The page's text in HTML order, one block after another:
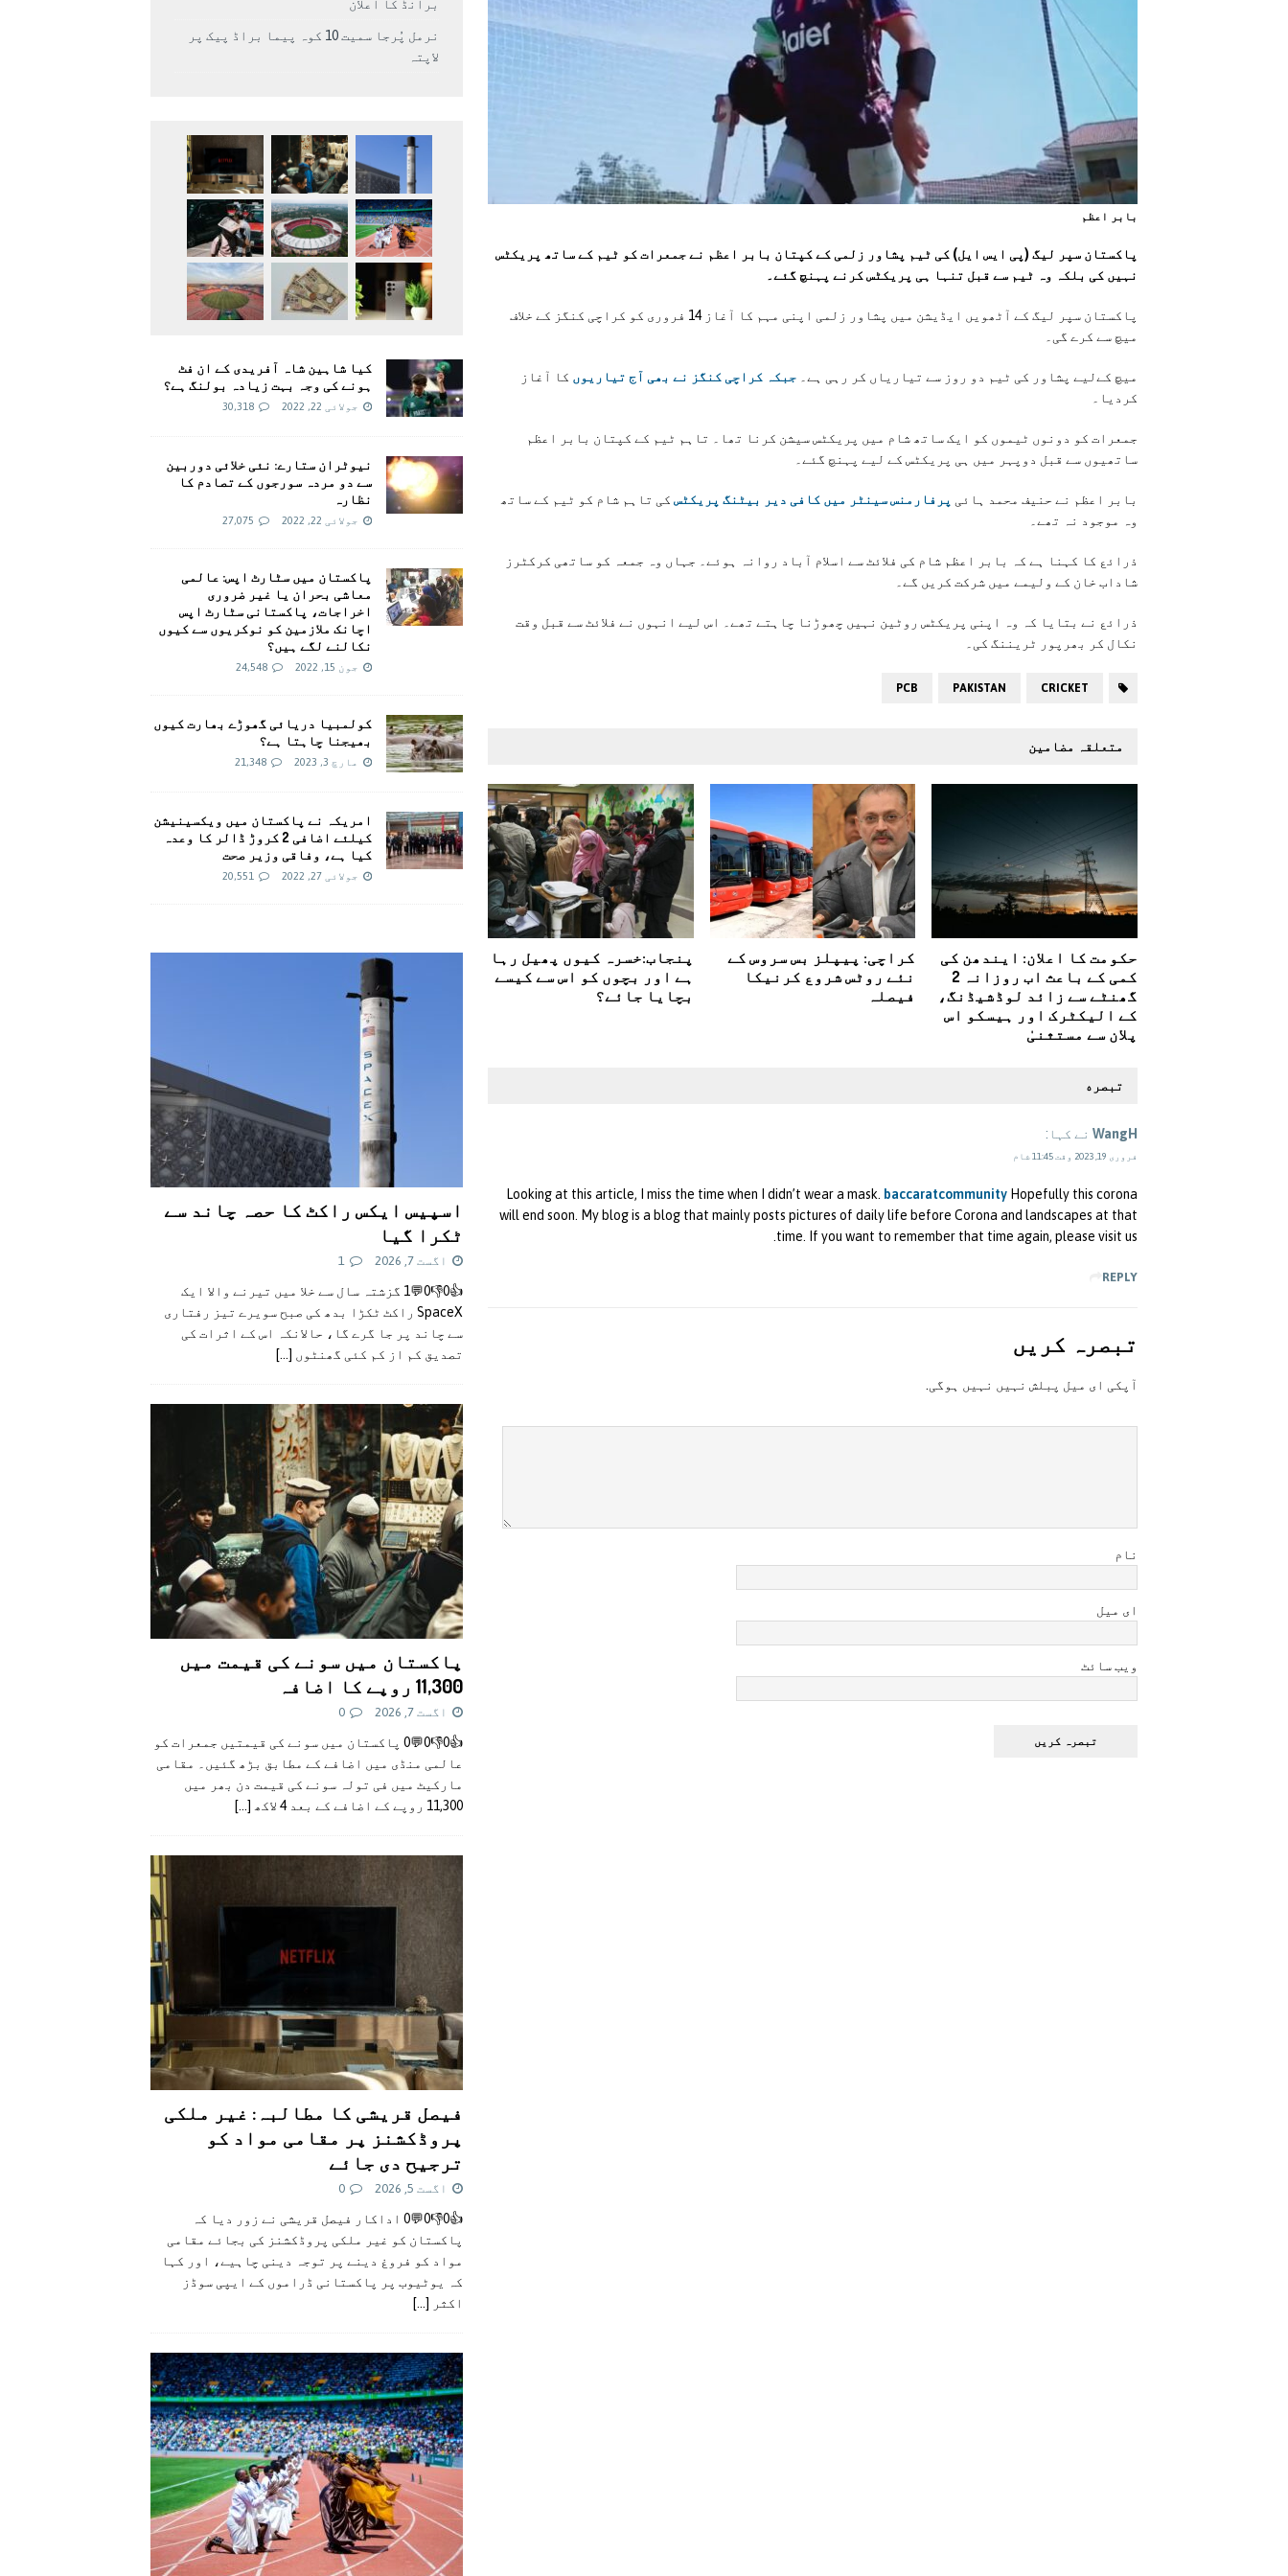
بابر اعظم
پاکستان سپر لیگ (پی ایس ایل) کی ٹیم پشاور زلمی کے کپتان بابر اعظم نے جمعرات کو ٹیم کے ساتھ پریکٹس
نہیں کی بلکہ وہ ٹیم سے قبل تنہا ہی پریکٹس کرنے پہنچ گئے۔
پاکستان سپر لیگ کے آٹھویں ایڈیشن میں پشاور زلمی اپنی مہم کا آغاز 14 فروری کو کراچی کنگز کے خلاف
میچ سے کرے گی۔
میچ کےلیے پشاور کی ٹیم دو روز سے تیاریاں کر رہی ہے۔ جبکہ کراچی کنگز نے بھی آج تیاریوں کا آغاز
کردیا۔
جمعرات کو دونوں ٹیموں کو ایک ساتھ شام میں پریکٹس سیشن کرنا تھا۔ تاہم ٹیم کے کپتان بابر اعظم
ساتھیوں سے قبل دوپہر میں ہی پریکٹس کے لیے پہنچ گئے۔
بابر اعظم نے حنیف محمد ہائی پرفارمنس سینٹر میں کافی دیر بیٹنگ پریکٹس کی تاہم شام کو ٹیم کے ساتھ
وہ موجود نہ تھے۔
ذرائع کا کہنا ہے کہ بابر اعظم شام کی فلائٹ سے اسلام آباد روانہ ہوئے۔ جہاں وہ جمعہ کو ساتھی کرکٹرز
شاداب خان کے ولیمے میں شرکت کریں گے۔
ذرائع نے بتایا کہ وہ اپنی پریکٹس روٹین نہیں چھوڑنا چاہتے تھے۔ اس لیے انہوں نے فلائٹ سے قبل وقت
نکال کر بھرپور ٹریننگ کی۔
CRICKET
PAKISTAN
PCB
متعلقہ مضامین
حکومت کا اعلان: ایندھن کی
کمی کے باعث اب روزانہ 2
گھنٹے سے زائد لوڈشیڈنگ،
کے الیکٹرک اور ہیسکو اس
پلان سے مستثنیٰ
کراچی: پیپلز بس سروس کے
نئے روٹس شروع کرنیکا
فیصلہ
پنجاب:خسرہ کیوں پھیل رہا
ہے اور بچوں کو اس سے کیسے
بچایا جائے؟
تبصره
WangH نے کہا:
فروری 19, 2023 وقت 11:45 شام
Looking at this article, I miss the time when I didn’t wear a mask. baccaratcommunity Hopefully this corona
will end soon. My blog is a blog that mainly posts pictures of daily life before Corona and landscapes at that
time. If you want to remember that time again, please visit us.
REPLY
تبصرہ کريں
آپکی ای ميل پبلش نہيں نہيں ہوگی.
نام
ای میل
ویب سائٹ
برانڈ کا اعلان
نرمل پُرجا سمیت 10 کوہ پیما براڈ پیک پر
لاپتہ
کیا شاہین شاہ آفریدی کے ان فٹ
ہونے کی وجہ بہت زیادہ بولنگ ہے؟
جولائی 22, 2022 30,318
نیوٹران ستارے: نئی خلائی دوربین
سے دو مردہ سورجوں کے تصادم کا
نظارہ
جولائی 22, 2022 27,075
پاکستان میں سٹارٹ اپس: عالمی
معاشی بحران یا غیر ضروری
اخراجات، پاکستانی سٹارٹ اپس
اچانک ملازمین کو نوکریوں سے کیوں
نکالنے لگے ہیں؟
جون 15, 2022 24,548
کولمبیا دریائی گھوڑے بھارت کیوں
بھیجنا چاہتا ہے؟
مارچ 3, 2023 21,348
امريکہ نے پاکستان میں ویکسینیشن
کیلئے اضافی 2 کروڑ ڈالر کا وعدہ
کیا ہے، وفاقی وزیر صحت
جولائی 27, 2022 20,551
اسپیس ایکس راکٹ کا حصہ چاند سے
ٹکرا گیا
اگست 7, 2026 1
👍0👎0💬1 گزشتہ سال سے خلا میں تیرنے والا ایک
SpaceX راکٹ ٹکڑا بدھ کی صبح سویرے تیز رفتاری
سے چاند پر جا گرے گا، حالانکہ اس کے اثرات کی
تصدیق کم از کم کئی گھنٹوں [...]
پاکستان میں سونے کی قیمت میں
11,300 روپے کا اضافہ
اگست 7, 2026 0
👍0👎0💬0 پاکستان میں سونے کی قیمتیں جمعرات کو
عالمی منڈی میں اضافے کے مطابق بڑھ گئیں۔ مقامی
مارکیٹ میں فی تولہ سونے کی قیمت دن بھر میں
11,300 روپے کے اضافے کے بعد 4 لاکھ
[...]
فیصل قریشی کا مطالبہ: غیر ملکی
پروڈکشنز پر مقامی مواد کو
ترجیح دی جائے
اگست 5, 2026 0
👍0👎0💬0 اداکار فیصل قریشی نے زور دیا کہ
پاکستان کو غیر ملکی پروڈکشنز کی بجائے مقامی
مواد کو فروغ دینے پر توجہ دینی چاہیے، اور کہا
کہ یوٹیوب پر پاکستانی ڈراموں کے ایپی سوڈز
اکثر
[...]